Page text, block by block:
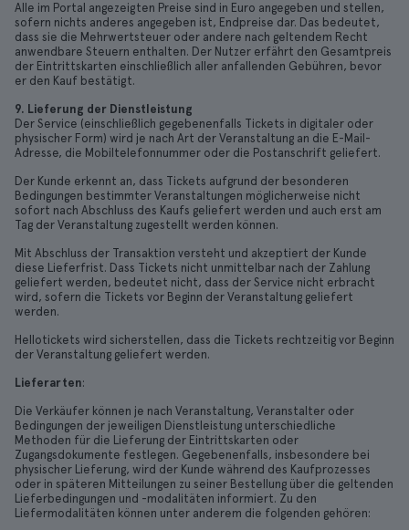
Alle im Portal angezeigten Preise sind in Euro angegeben und stellen,
sofern nichts anderes angegeben ist, Endpreise dar. Das bedeutet,
dass sie die Mehrwertsteuer oder andere nach geltendem Recht
anwendbare Steuern enthalten. Der Nutzer erfährt den Gesamtpreis
der Eintrittskarten einschließlich aller anfallenden Gebühren, bevor
er den Kauf bestätigt.
9. Lieferung der Dienstleistung
Der Service (einschließlich gegebenenfalls Tickets in digitaler oder
physischer Form) wird je nach Art der Veranstaltung an die E-Mail-
Adresse, die Mobiltelefonnummer oder die Postanschrift geliefert.
Der Kunde erkennt an, dass Tickets aufgrund der besonderen
Bedingungen bestimmter Veranstaltungen möglicherweise nicht
sofort nach Abschluss des Kaufs geliefert werden und auch erst am
Tag der Veranstaltung zugestellt werden können.
Mit Abschluss der Transaktion versteht und akzeptiert der Kunde
diese Lieferfrist. Dass Tickets nicht unmittelbar nach der Zahlung
geliefert werden, bedeutet nicht, dass der Service nicht erbracht
wird, sofern die Tickets vor Beginn der Veranstaltung geliefert
werden.
Hellotickets wird sicherstellen, dass die Tickets rechtzeitig vor Beginn
der Veranstaltung geliefert werden.
Lieferarten:
Die Verkäufer können je nach Veranstaltung, Veranstalter oder
Bedingungen der jeweiligen Dienstleistung unterschiedliche
Methoden für die Lieferung der Eintrittskarten oder
Zugangsdokumente festlegen. Gegebenenfalls, insbesondere bei
physischer Lieferung, wird der Kunde während des Kaufprozesses
oder in späteren Mitteilungen zu seiner Bestellung über die geltenden
Lieferbedingungen und -modalitäten informiert. Zu den
Liefermodalitäten können unter anderem die folgenden gehören: